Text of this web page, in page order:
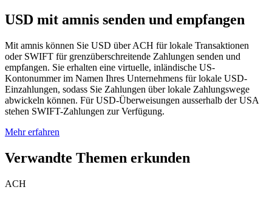
USD mit amnis senden und empfangen
Mit amnis können Sie USD über ACH für lokale Transaktionen
oder SWIFT für grenzüberschreitende Zahlungen senden und
empfangen. Sie erhalten eine virtuelle, inländische US-
Kontonummer im Namen Ihres Unternehmens für lokale USD-
Einzahlungen, sodass Sie Zahlungen über lokale Zahlungswege
abwickeln können. Für USD-Überweisungen ausserhalb der USA
stehen SWIFT-Zahlungen zur Verfügung.
Mehr erfahren
Verwandte Themen erkunden
ACH